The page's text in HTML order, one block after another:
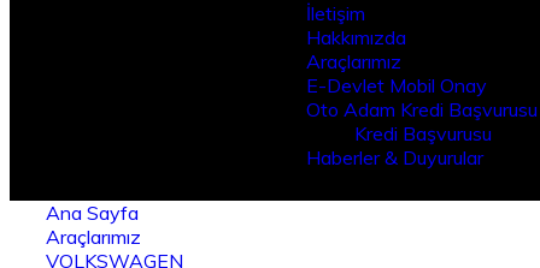
İletişim
Hakkımızda
Araçlarımız
E-Devlet Mobil Onay
Oto Adam Kredi Başvurusu
Kredi Başvurusu
Haberler & Duyurular
Ana Sayfa
Araçlarımız
VOLKSWAGEN